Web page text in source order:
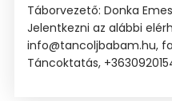
Táborvezető: Donka
Jelentkezni az alábbi
info@tancoljbabam.hu,
Táncoktatás,